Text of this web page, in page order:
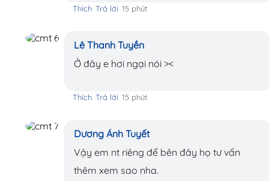
Thích Trả lời 15 phút
Lê Thanh Tuyền
Ở đây e hơi ngại nói ><
Thích Trả lời 15 phút
Dương Ánh Tuyết
Vậy em nt riêng để bên đây họ tư vấn
thêm xem sao nha.